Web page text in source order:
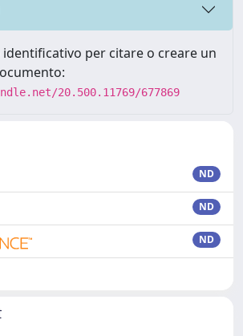
per citare o creare un
20.500.11769/677869
ND
ND
ND